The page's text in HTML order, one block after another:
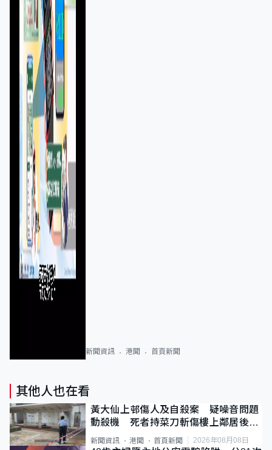
新聞資訊 港聞 首頁新聞
其他人也在看
黃大仙上邨傷人及自殺案 疑噪音問題
動殺機 死者持菜刀斬傷樓上鄰居後墮
斃
新聞資訊 港聞 首頁新聞 2026年08月08日